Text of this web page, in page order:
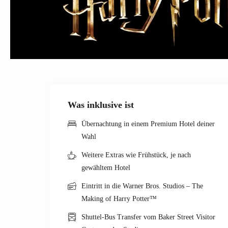
Was inklusive ist
Übernachtung in einem Premium Hotel deiner
Wahl
Weitere Extras wie Frühstück, je nach
gewähltem Hotel
Eintritt in die Warner Bros. Studios – The
Making of Harry Potter™
Shuttel-Bus Transfer vom Baker Street Visitor